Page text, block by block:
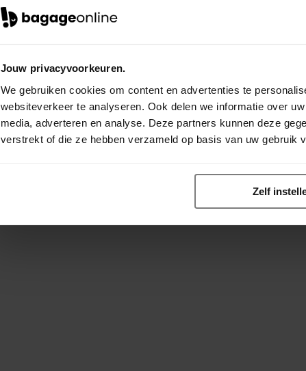
Jouw privacyvoorkeuren.
We gebruiken cookies om content en advertenties te
websiteverkeer te analyseren. Ook delen we informatie over
media, adverteren en analyse. Deze partners kunnen deze
verstrekt of die ze hebben verzameld op basis van uw gebruik
Zelf